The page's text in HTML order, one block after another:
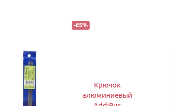
-65%
Крючок
алюминиевый